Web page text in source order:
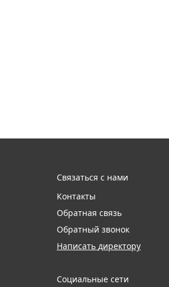
Связаться с нами
Контакты
Обратная связь
Обратный звонок
Написать директору
Социальные сети